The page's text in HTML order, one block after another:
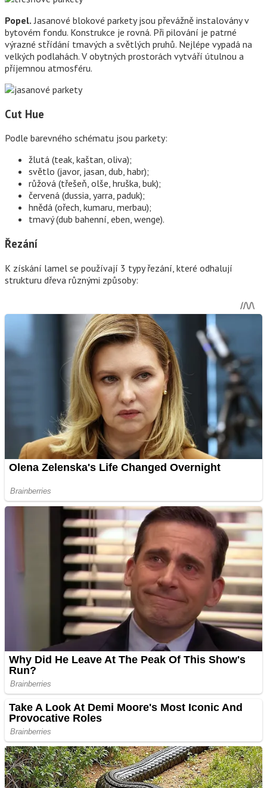
Popel. Jasanové blokové parkety jsou převážně instalovány v
bytovém fondu. Konstrukce je rovná. Při pilování je patrné
výrazné střídání tmavých a světlých pruhů. Nejlépe vypadá na
velkých podlahách. V obytných prostorách vytváří útulnou a
příjemnou atmosféru.
Cut Hue
Podle barevného schématu jsou parkety:
žlutá (teak, kaštan, oliva);
světlo (javor, jasan, dub, habr);
růžová (třešeň, olše, hruška, buk);
červená (dussia, yarra, paduk);
hnědá (ořech, kumaru, merbau);
tmavý (dub bahenní, eben, wenge).
Řezání
K získání lamel se používají 3 typy řezání, které odhalují
strukturu dřeva různými způsoby: